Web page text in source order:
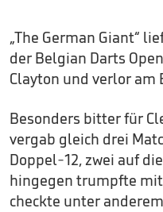
„The German Giant“
der Belgian Darts
Clayton und verlor am
Besonders bitter für
vergab gleich drei
Doppel-12, zwei auf
hingegen trumpfte
checkte unter